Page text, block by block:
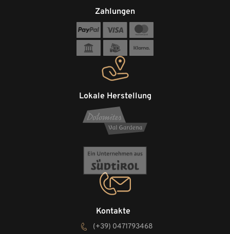
Kontakte
(+39) 0471793468
Lokale Herstellung
Zahlungen